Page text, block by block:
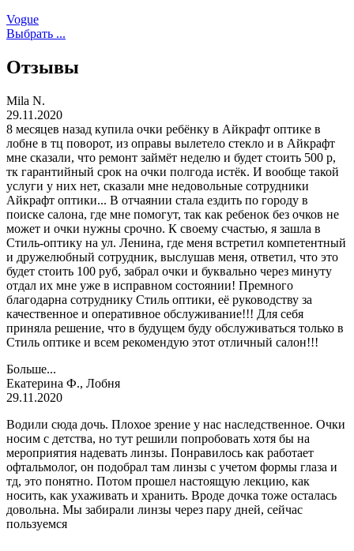
Vogue
Выбрать ...
Отзывы
Mila N.
29.11.2020
8 месяцев назад купила очки ребёнку в Айкрафт оптике в
лобне в тц поворот, из оправы вылетело стекло и в Айкрафт
мне сказали, что ремонт займёт неделю и будет стоить 500 р,
тк гарантийный срок на очки полгода истёк. И вообще такой
услуги у них нет, сказали мне недовольные сотрудники
Айкрафт оптики... В отчаянии стала ездить по городу в
поиске салона, где мне помогут, так как ребенок без очков не
может и очки нужны срочно. К своему счастью, я зашла в
Стиль-оптику на ул. Ленина, где меня встретил компетентный
и дружелюбный сотрудник, выслушав меня, ответил, что это
будет стоить 100 руб, забрал очки и буквально через минуту
отдал их мне уже в исправном состоянии! Премного
благодарна сотруднику Стиль оптики, её руководству за
качественное и оперативное обслуживание!!! Для себя
приняла решение, что в будущем буду обслуживаться только в
Стиль оптике и всем рекомендую этот отличный салон!!!
Больше...
Екатерина Ф., Лобня
29.11.2020
Водили сюда дочь. Плохое зрение у нас наследственное. Очки
носим с детства, но тут решили попробовать хотя бы на
мероприятия надевать линзы. Понравилось как работает
офтальмолог, он подобрал там линзы с учетом формы глаза и
тд, это понятно. Потом прошел настоящую лекцию, как
носить, как ухаживать и хранить. Вроде дочка тоже осталась
довольна. Мы забирали линзы через пару дней, сейчас
пользуемся